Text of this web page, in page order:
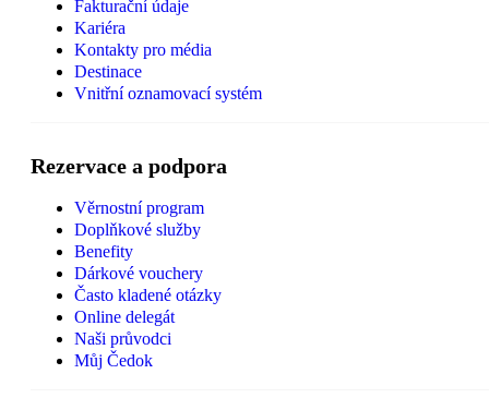
Fakturační údaje
Kariéra
Kontakty pro média
Destinace
Vnitřní oznamovací systém
Rezervace a podpora
Věrnostní program
Doplňkové služby
Benefity
Dárkové vouchery
Často kladené otázky
Online delegát
Naši průvodci
Můj Čedok